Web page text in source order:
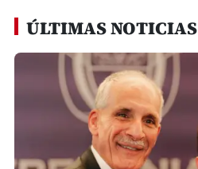
ÚLTIMAS NOTICIAS